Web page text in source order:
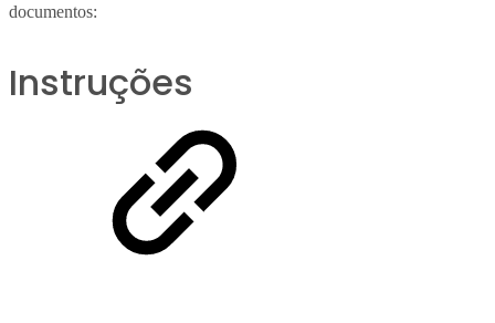
documentos:
Instruções